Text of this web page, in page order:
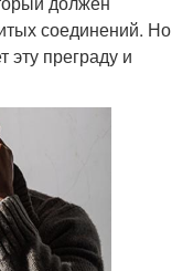
соединений. Но
эту преграду и